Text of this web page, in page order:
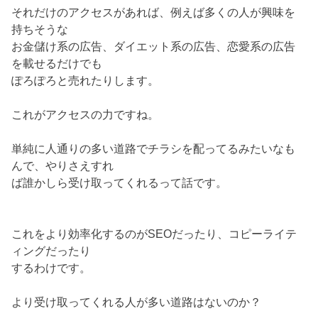
それだけのアクセスがあれば、例えば多くの人が興味を
持ちそうな
お金儲け系の広告、ダイエット系の広告、恋愛系の広告
を載せるだけでも
ぽろぽろと売れたりします。
これがアクセスの力ですね。
単純に人通りの多い道路でチラシを配ってるみたいなも
んで、やりさえすれ
ば誰かしら受け取ってくれるって話です。
これをより効率化するのがSEOだったり、コピーライテ
ィングだったり
するわけです。
より受け取ってくれる人が多い道路はないのか？